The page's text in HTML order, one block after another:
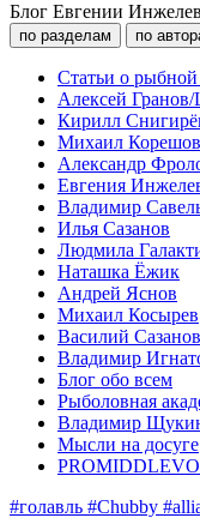
Блог Евгении
по разделам по
Статьи о рыбной
Алексей
Кирилл
Михаил Корешов
Александр
Евгения
Владимир
Илья Сазанов
Людмила
Наташка Ёжик
Андрей Яснов
Михаил Косырев
Василий Сазанов
Владимир
Блог обо всем
Рыболовная
Владимир
Мысли на досуге
#голавль #Chubby